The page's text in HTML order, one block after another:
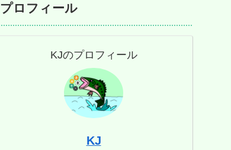
プロフィール
KJのプロフィール
KJ